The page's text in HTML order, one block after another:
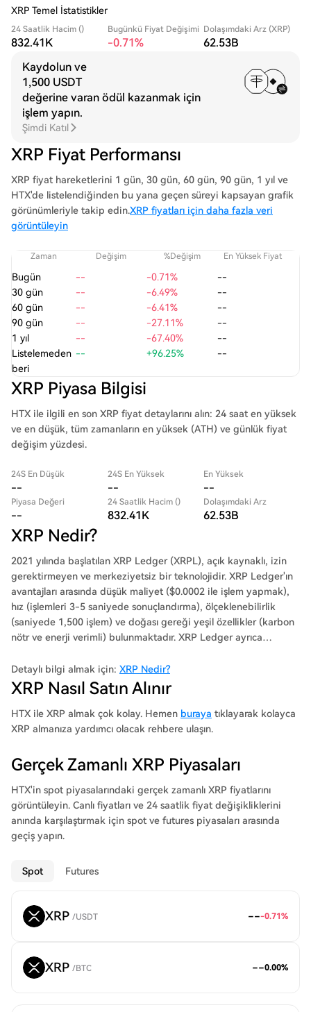
XRP Temel İstatistikler
24 Saatlik Hacim ()
832.41K
Bugünkü Fiyat Değişimi
-0.71%
Dolaşımdaki Arz (XRP)
62.53B
Kaydolun ve
1,500 USDT
değerine varan ödül kazanmak için
işlem yapın.
Şimdi Katıl
XRP Fiyat Performansı
XRP fiyat hareketlerini 1 gün, 30 gün, 60 gün, 90 gün, 1 yıl ve
HTX'de listelendiğinden bu yana geçen süreyi kapsayan grafik
görünümleriyle takip edin.XRP fiyatları için daha fazla veri
görüntüleyin
Zaman Değişim %Değişim En Yüksek Fiyat
Bugün -- -0.71%
--
30 gün
-- -6.49%
--
60 gün
-- -6.41%
--
90 gün
-- -27.11%
--
1 yıl
-- -67.40%
--
Listelemeden
beri
-- +96.25% --
XRP Piyasa Bilgisi
HTX ile ilgili en son XRP fiyat detaylarını alın: 24 saat en yüksek
ve en düşük, tüm zamanların en yüksek (ATH) ve günlük fiyat
değişim yüzdesi.
24S En Düşük
--
24S En Yüksek
--
En Yüksek
--
Piyasa Değeri
--
24 Saatlik Hacim ()
832.41K
Dolaşımdaki Arz
62.53B
XRP Nedir?
2021 yılında başlatılan XRP Ledger (XRPL), açık kaynaklı, izin
gerektirmeyen ve merkeziyetsiz bir teknolojidir. XRP Ledger'ın
avantajları arasında düşük maliyet ($0.0002 ile işlem yapmak),
hız (işlemleri 3-5 saniyede sonuçlandırma), ölçeklenebilirlik
(saniyede 1,500 işlem) ve doğası gereği yeşil özellikler (karbon
nötr ve enerji verimli) bulunmaktadır. XRP Ledger ayrıca
tokenizasyon yeteneklerini de içermektedir. 2012'den bu yana
XRP Ledger güvenilir bir şekilde çalışmakta olup, 70 milyon
defter kapatmıştır.
Detaylı bilgi almak için: XRP Nedir?
XRP Nasıl Satın Alınır
HTX ile XRP almak çok kolay. Hemen buraya tıklayarak kolayca
XRP almanıza yardımcı olacak rehbere ulaşın.
Gerçek Zamanlı XRP Piyasaları
HTX'in spot piyasalarındaki gerçek zamanlı XRP fiyatlarını
görüntüleyin. Canlı fiyatları ve 24 saatlik fiyat değişikliklerini
anında karşılaştırmak için spot ve futures piyasaları arasında
geçiş yapın.
Spot Futures
XRP /USDT ---0.71%
XRP /BTC --0.00%